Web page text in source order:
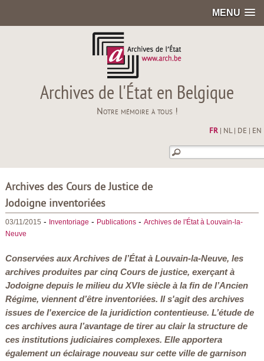
MENU
Archives de l'État en Belgique
Notre mémoire à tous !
FR| NL| DE EN
Archives des Cours de Justice de
Jodoigne inventoriées
03/11/2015 - Inventoriage - Publications- Archives de l'État à Louvain-la-
Neuve
Conservées aux Archives de l’État à Louvain-la-Neuve, les
archives produites par cinq Cours de justice, exerçant à
Jodoigne depuis le milieu du XVIe siècle à la fin de l’Ancien
Régime, viennent d’être inventoriées. Il s'agit des archives
issues de l'exercice de la juridiction contentieuse. L’étude de
ces archives aura l’avantage de tirer au clair la structure de
ces institutions judiciaires complexes. Elle apportera
également un éclairage nouveau sur cette ville de garnison